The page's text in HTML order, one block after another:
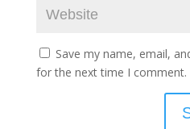
Save my name, email,
for the next time I comment.